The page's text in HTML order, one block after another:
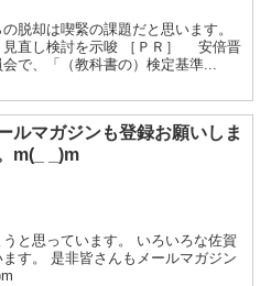
脱却は喫緊の課題だと思います。
直し検討を示唆 ［ＰＲ］ 安倍晋
で、「（教科書の）検定基準...
ルマガジンも登録お願いしま
m(_ _)m
と思っています。 いろいろな佐賀
す。 是非皆さんもメールマガジン